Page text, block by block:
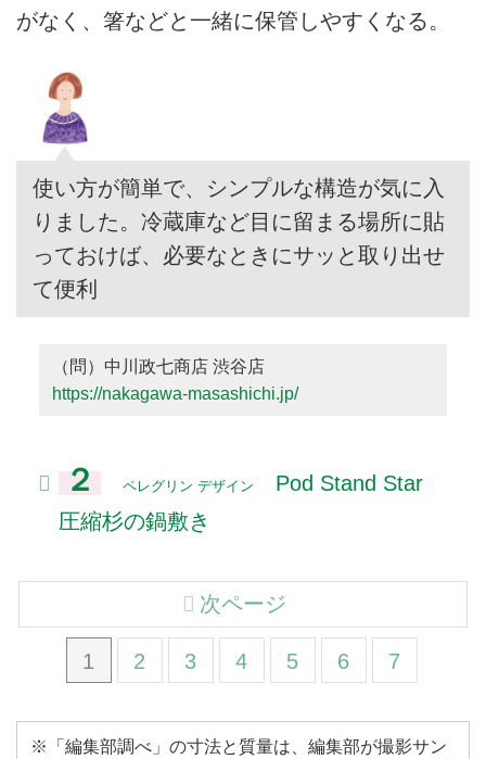
がなく、箸などと一緒に保管しやすくなる。
使い方が簡単で、シンプルな構造が気に入
りました。冷蔵庫など目に留まる場所に貼
っておけば、必要なときにサッと取り出せ
て便利
（問）中川政七商店 渋谷店
https://nakagawa-masashichi.jp/
２ ペレグリン デザイン
Pod Stand Star
圧縮杉の鍋敷き
1 2 3 4 5 6 7
次ページ
※「編集部調べ」の寸法と質量は、編集部が撮影サン